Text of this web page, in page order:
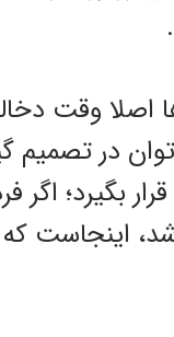
اصلا وقت
در تصمیم
بگیرد؛ اگر
اینجاست